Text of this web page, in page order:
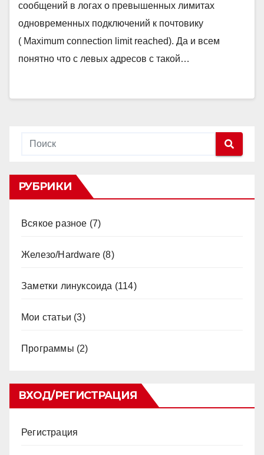
сообщений в логах о превышенных лимитах
одновременных подключений к почтовику
( Maximum connection limit reached). Да и всем
понятно что с левых адресов с такой…
РУБРИКИ
Всякое разное (7)
Железо/Hardware (8)
Заметки линуксоида (114)
Мои статьи (3)
Программы (2)
ВХОД/РЕГИСТРАЦИЯ
Регистрация